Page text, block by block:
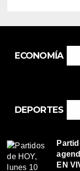
ECONOMÍA
DEPORTES
EN